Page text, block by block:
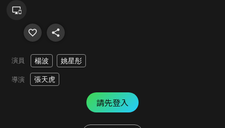
演員 楊波 姚星彤
導演 張天虎
請先登入